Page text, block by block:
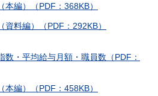
編）（PDF：368KB）
料編）（PDF：292KB）
数・平均給与月額・職員数（PDF：
編）（PDF：458KB）